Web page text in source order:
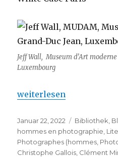
Jeff Wall, Museum d’Art
Luxembourg
„Jeff Wall est à Paris“
weiterlesen
Veröffentlicht
am
Januar 22, 2022 Kategorien
Bibliothek
hommes en photographie
Photographes (hommes
Christophe Gallois Clément